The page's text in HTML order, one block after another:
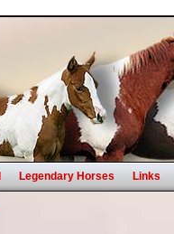
Legendary Horses Links